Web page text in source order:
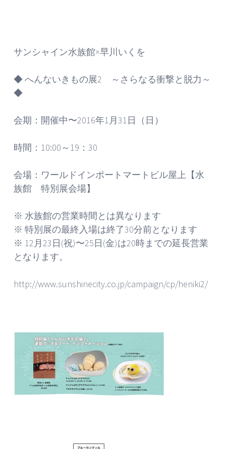
サンシャイン水族館×早川いくを
◆ へんないきもの展2 ～さらなる衝撃と脱力～
◆
会期：開催中〜2016年1月31日（日）
時間：10:00～19：30
会場：ワールドインポートマートビル屋上【水
族館 特別展会場】
※ 水族館の営業時間とは異なります
※ 特別展の最終入場は終了30分前となります
※ 12月23日(祝)〜25日(金)は20時までの延長営業
となります。
http://www.sunshinecity.co.jp/campaign/cp/heniki2/